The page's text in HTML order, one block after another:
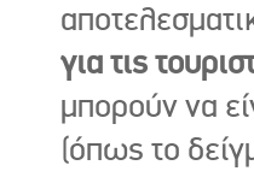
για τις
μπορούν να
(όπως το